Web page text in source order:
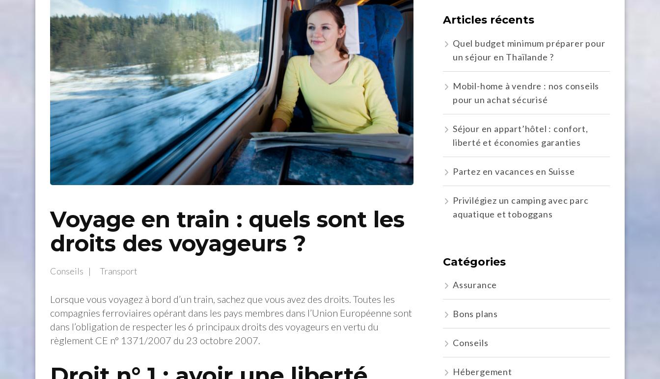
Voyage en train : quels sont les
droits des voyageurs ?
Conseils Transport
Lorsque vous voyagez à bord d’un train, sachez que vous avez des droits. Toutes les
compagnies ferroviaires opérant dans les pays membres dans l’Union Européenne sont
dans l’obligation de respecter les 6 principaux droits des voyageurs en vertu du
règlement CE n° 1371/2007 du 23 octobre 2007.
Articles récents
Quel budget minimum préparer pour
un séjour en Thaïlande ?
Mobil-home à vendre : nos conseils
pour un achat sécurisé
Séjour en appart’hôtel : confort,
liberté et économies garanties
Partez en vacances en Suisse
Privilégiez un camping avec parc
aquatique et toboggans
Catégories
Assurance
Bons plans
Conseils
Hébergement